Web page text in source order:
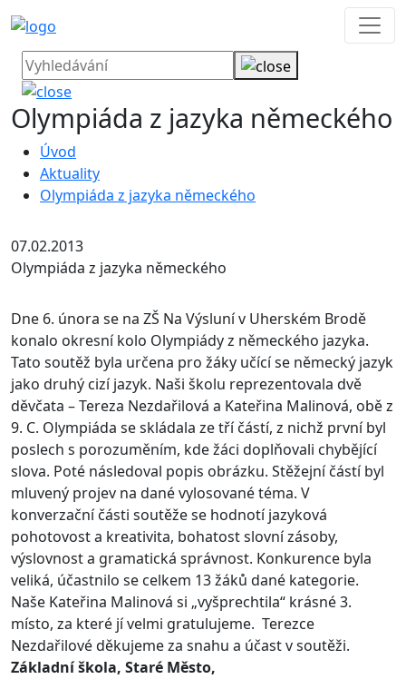
Olympiáda z jazyka německého
Úvod
Aktuality
Olympiáda z jazyka německého
07.02.2013
Olympiáda z jazyka německého
Dne 6. února se na ZŠ Na Výsluní v Uherském Brodě
konalo okresní kolo Olympiády z německého jazyka.
Tato soutěž byla určena pro žáky učící se německý jazyk
jako druhý cizí jazyk. Naši školu reprezentovala dvě
děvčata – Tereza Nezdařilová a Kateřina Malinová, obě z
9. C. Olympiáda se skládala ze tří částí, z nichž první byl
poslech s porozuměním, kde žáci doplňovali chybějící
slova. Poté následoval popis obrázku. Stěžejní částí byl
mluvený projev na dané vylosované téma. V
konverzační části soutěže se hodnotí jazyková
pohotovost a kreativita, bohatost slovní zásoby,
výslovnost a gramatická správnost. Konkurence byla
veliká, účastnilo se celkem 13 žáků dané kategorie.
Naše Kateřina Malinová si „vyšprechtila“ krásné 3.
místo, za které jí velmi gratulujeme. Terezce
Nezdařilové děkujeme za snahu a účast v soutěži.
Základní škola, Staré Město,